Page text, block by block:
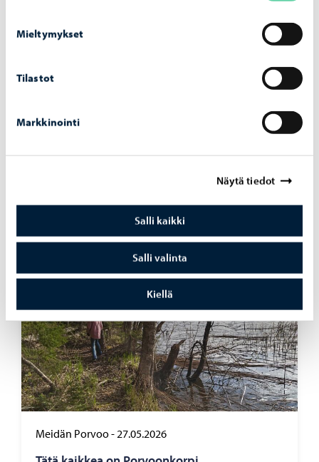
Mieltymykset
Tilastot
Markkinointi
Näytä tiedot
Salli kaikki
Salli valinta
Kiellä
Meidän Porvoo-01.07.2026
Ke­sä­te­ke­mis­tä ko­ti­kul­mil­la Por­voos­sa
Meidän Porvoo-27.05.2026